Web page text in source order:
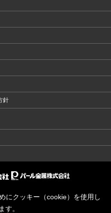
針
にクッキー（cookie）を使用し
す。